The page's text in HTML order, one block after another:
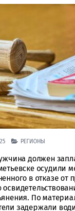
РЕГИОНЫ
должен
осудили
в отказе от
По
задержали